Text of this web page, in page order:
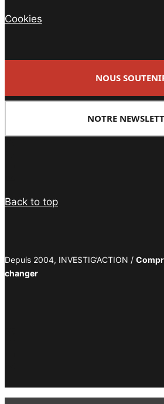
Cookies
NOUS
NOTRE
Back to top
Depuis 2004, INVESTIG’ACTION /
changer